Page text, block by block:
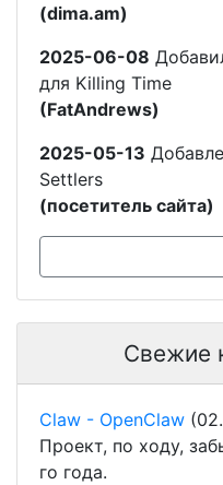
(dima.am)
2025-06-08
для Killing Time
(FatAndrews)
2025-05-13
Settlers
(посетитель сайта)
Свежие
Claw - OpenClaw
Проект, по ходу,
го года.